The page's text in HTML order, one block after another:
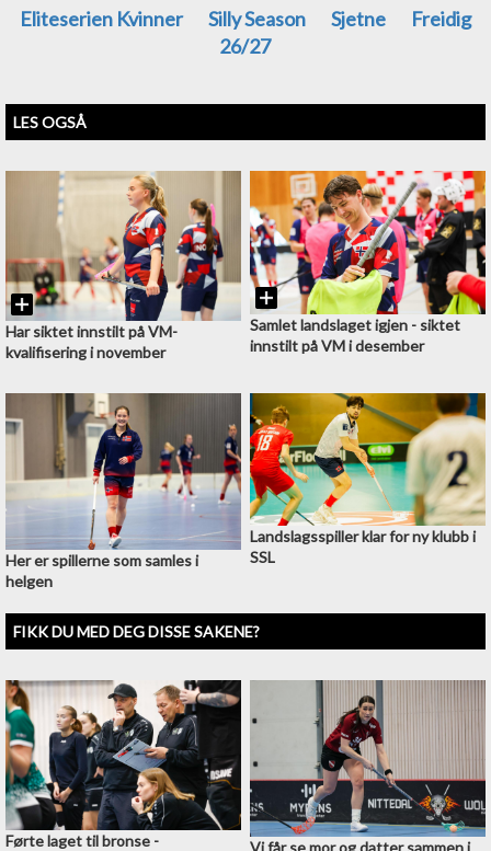
Eliteserien Kvinner
Silly Season Sjetne
Freidig
26/27
LES OGSÅ
Har siktet innstilt på VM-
kvalifisering i november
Samlet landslaget igjen - siktet
innstilt på VM i desember
Her er spillerne som samles i
helgen
Landslagsspiller klar for ny klubb i
SSL
FIKK DU MED DEG DISSE SAKENE?
Førte laget til bronse -